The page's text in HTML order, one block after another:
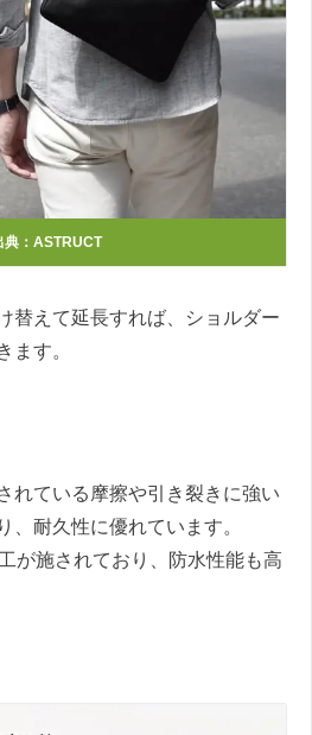
典：ASTRUCT
替えて延長すれば、ショルダー
ます。
れている摩擦や引き裂きに強い
、耐久性に優れています。
が施されており、防水性能も高